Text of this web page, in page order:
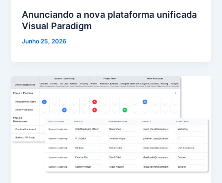
Anunciando a nova plataforma unificada
Visual Paradigm
Junho 25, 2026